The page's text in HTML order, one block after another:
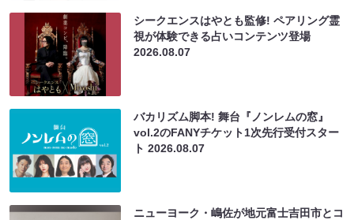
シークエンスはやとも監修! ペアリング霊
視が体験できる占いコンテンツ登場
2026.08.07
バカリズム脚本! 舞台『ノンレムの窓』
vol.2のFANYチケット1次先行受付スター
ト2026.08.07
ニューヨーク・嶋佐が地元富士吉田市とコ